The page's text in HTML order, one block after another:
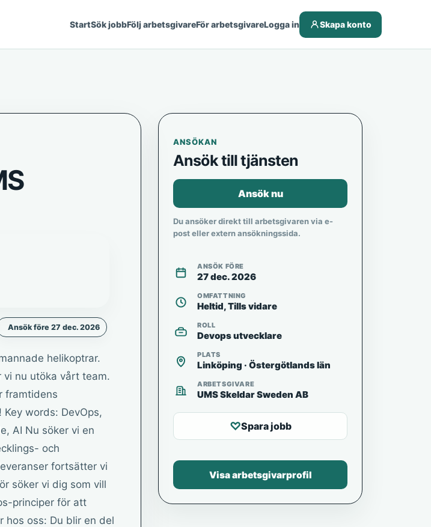
StartSök jobbFölj arbetsgivareFör arbetsgivareLogga in Skapa konto
Ansök före 27 dec. 2026
helikoptrar.
vi nu utöka vårt team.
framtidens
words: DevOps,
AI Nu söker vi en
och
fortsätter vi
söker vi dig som vill
principer för att
hos oss: Du blir en del
ANSÖKAN
Ansök till tjänsten
Ansök nu
Du ansöker direkt till arbetsgivaren via e-
post eller extern ansökningssida.
ANSÖK FÖRE
27 dec. 2026
OMFATTNING
Heltid, Tills vidare
ROLL
Devops utvecklare
PLATS
Linköping · Östergötlands län
ARBETSGIVARE
UMS Skeldar Sweden AB
♡Spara jobb
Visa arbetsgivarprofil